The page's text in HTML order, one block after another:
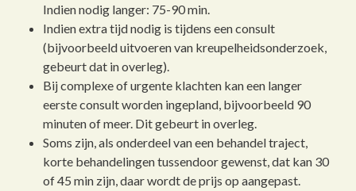
Indien nodig langer: 75-90 min.
Indien extra tijd nodig is tijdens een consult
(bijvoorbeeld uitvoeren van kreupelheidsonderzoek,
gebeurt dat in overleg).
Bij complexe of urgente klachten kan een langer
eerste consult worden ingepland, bijvoorbeeld 90
minuten of meer. Dit gebeurt in overleg.
Soms zijn, als onderdeel van een behandel traject,
korte behandelingen tussendoor gewenst, dat kan 30
of 45 min zijn, daar wordt de prijs op aangepast.